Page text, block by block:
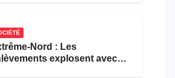
Nord : Les
explosent avec